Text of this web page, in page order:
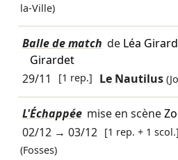
la-Ville)
Balle de match de Léa
Girardet
29/11
[1 rep.] Le Nautilus
L'Échappée mise en scène
02/12→ 03/12 [1 rep. + 1 scol.]
(Fosses)